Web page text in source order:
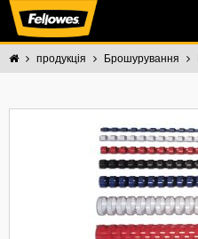
продукція Брошурування